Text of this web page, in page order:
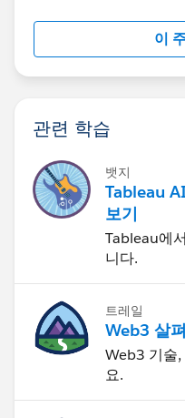
이
관련 학습
뱃지
Tableau
보기
Tableau에
니다.
트레일
Web3 살
Web3 기술,
요.